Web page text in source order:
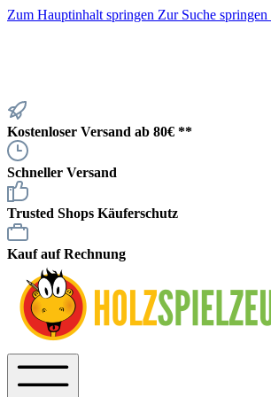
Zum Hauptinhalt springen Zur Suche springen
Kostenloser Versand ab 80€ **
Schneller Versand
Trusted Shops Käuferschutz
Kauf auf Rechnung